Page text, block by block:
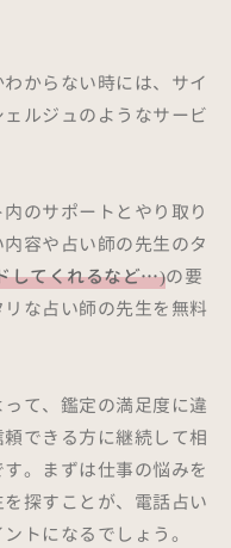
からない時には、サイ
ルジュのようなサービ
のサポートとやり取り
容や占い師の先生のタ
してくれるなど…)の要
な占い師の先生を無料
て、鑑定の満足度に違
できる方に継続して相
。まずは仕事の悩みを
探すことが、電話占い
トになるでしょう。